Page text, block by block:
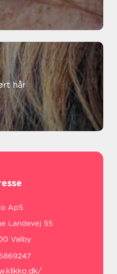
hår